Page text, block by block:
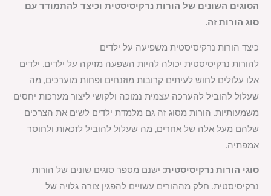
הסוגים השונים של הורות נרקיסיסטית וכיצד להתמודד עם
סוג הורות זה.
כיצד הורות נרקיסיסטית משפיעה על ילדים
להורות נרקיסיסטית יכולה להיות השפעה מזיקה על ילדים. ילדים
אלו עלולים לחוש לעיתים קרובות מוזנחים ופחות מוערכים, מה
שעלול להוביל להערכה עצמית נמוכה ולקושי ליצור מערכות יחסים
משמעותיות. הורות מסוג זה גם מלמדת ילדים לשים את הצרכים
שלהם מעל אלה של אחרים, מה שעלול להוביל לזכאות ולחוסר
אמפתיה.
סוגי הורות נרקיסיסטית: ישנם מספר סוגים שונים של הורות
נרקיסיסטית. חלק מההורים עשויים להפגין צורה גלויה של